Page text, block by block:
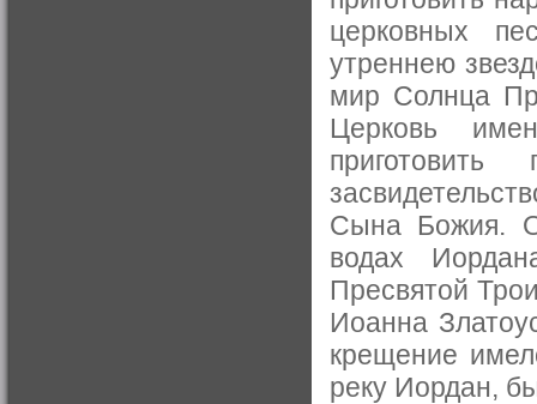
церковных
утреннею
мир Солнца
Церковь
Сына Божия.
водах
Пресвятой
Иоанна
крещение
реку Иордан,